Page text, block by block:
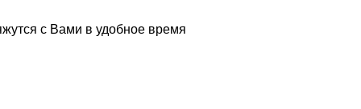
с Вами в удобное время